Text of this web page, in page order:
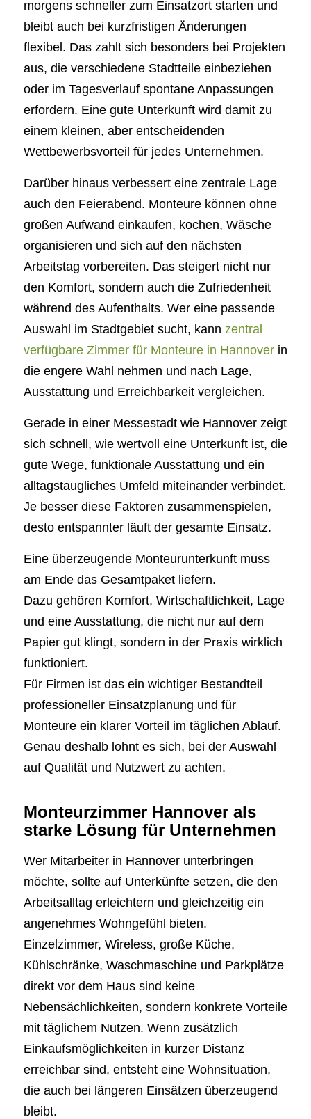
morgens schneller zum Einsatzort starten und
bleibt auch bei kurzfristigen Änderungen
flexibel. Das zahlt sich besonders bei Projekten
aus, die verschiedene Stadtteile einbeziehen
oder im Tagesverlauf spontane Anpassungen
erfordern. Eine gute Unterkunft wird damit zu
einem kleinen, aber entscheidenden
Wettbewerbsvorteil für jedes Unternehmen.
Darüber hinaus verbessert eine zentrale Lage
auch den Feierabend. Monteure können ohne
großen Aufwand einkaufen, kochen, Wäsche
organisieren und sich auf den nächsten
Arbeitstag vorbereiten. Das steigert nicht nur
den Komfort, sondern auch die Zufriedenheit
während des Aufenthalts. Wer eine passende
Auswahl im Stadtgebiet sucht, kann zentral
verfügbare Zimmer für Monteure in Hannoverin
die engere Wahl nehmen und nach Lage,
Ausstattung und Erreichbarkeit vergleichen.
Gerade in einer Messestadt wie Hannover zeigt
sich schnell, wie wertvoll eine Unterkunft ist, die
gute Wege, funktionale Ausstattung und ein
alltagstaugliches Umfeld miteinander verbindet.
Je besser diese Faktoren zusammenspielen,
desto entspannter läuft der gesamte Einsatz.
Eine überzeugende Monteurunterkunft muss
am Ende das Gesamtpaket liefern.
Dazu gehören Komfort, Wirtschaftlichkeit, Lage
und eine Ausstattung, die nicht nur auf dem
Papier gut klingt, sondern in der Praxis wirklich
funktioniert.
Für Firmen ist das ein wichtiger Bestandteil
professioneller Einsatzplanung und für
Monteure ein klarer Vorteil im täglichen Ablauf.
Genau deshalb lohnt es sich, bei der Auswahl
auf Qualität und Nutzwert zu achten.
Monteurzimmer Hannover als
starke Lösung für Unternehmen
Wer Mitarbeiter in Hannover unterbringen
möchte, sollte auf Unterkünfte setzen, die den
Arbeitsalltag erleichtern und gleichzeitig ein
angenehmes Wohngefühl bieten.
Einzelzimmer, Wireless, große Küche,
Kühlschränke, Waschmaschine und Parkplätze
direkt vor dem Haus sind keine
Nebensächlichkeiten, sondern konkrete Vorteile
mit täglichem Nutzen. Wenn zusätzlich
Einkaufsmöglichkeiten in kurzer Distanz
erreichbar sind, entsteht eine Wohnsituation,
die auch bei längeren Einsätzen überzeugend
bleibt.